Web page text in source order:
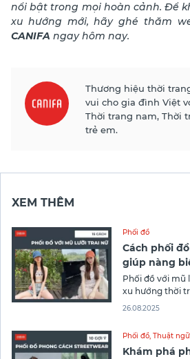
nổi bật trong mọi hoàn cảnh. Để
xu hướng mới, hãy ghé thăm
CANIFA ngay hôm nay.
Thương hiệu thời
vui cho gia đình Việt
Thời trang nam, Thời
trẻ em.
XEM THÊM
Phối đồ
Cách phối
giúp nàng
cách
Phối đồ với mũ
xu hướng thời
hiện nay. Chiếc
Hãy cùng Thời
26.08.2025
Phối đồ, Thuật
Khám phá